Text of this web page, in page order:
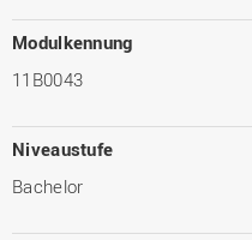
Modulkennung
11B0043
Niveaustufe
Bachelor